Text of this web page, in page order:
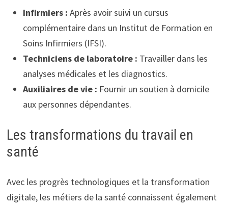
Infirmiers : Après avoir suivi un cursus
complémentaire dans un Institut de Formation en
Soins Infirmiers (IFSI).
Techniciens de laboratoire : Travailler dans les
analyses médicales et les diagnostics.
Auxiliaires de vie : Fournir un soutien à domicile
aux personnes dépendantes.
Les transformations du travail en
santé
Avec les progrès technologiques et la transformation
digitale, les métiers de la santé connaissent également